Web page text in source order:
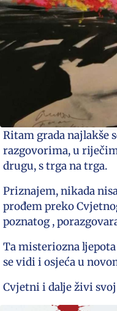
Ritam grada najlakše
razgovorima, u
drugu, s trga na trga.
Priznajem, nikada
prođem preko
poznatog ,
Ta misteriozna
se vidi i osjeća u
Cvjetni i dalje živi